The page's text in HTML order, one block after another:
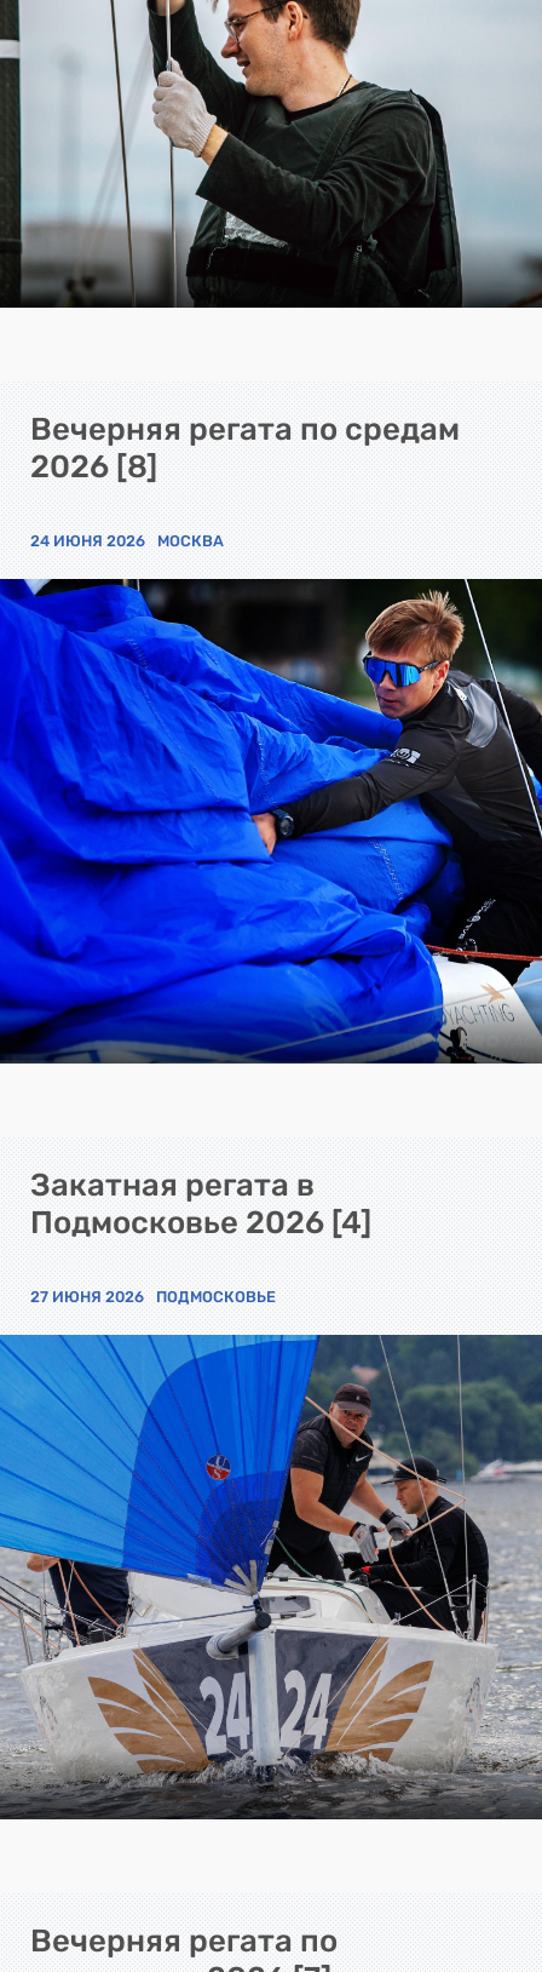
Вечерняя регата по средам
2026 [8]
24 ИЮНЯ 2026 МОСКВА
Закатная регата в
Подмосковье 2026 [4]
27 ИЮНЯ 2026 ПОДМОСКОВЬЕ
Вечерняя регата по